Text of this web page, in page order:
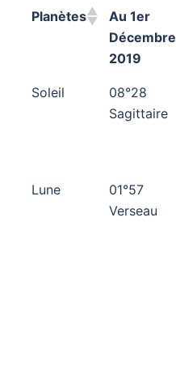
Planètes
Au 1er
Décembre
2019
Soleil
08°28
Sagittaire
Lune
01°57
Verseau